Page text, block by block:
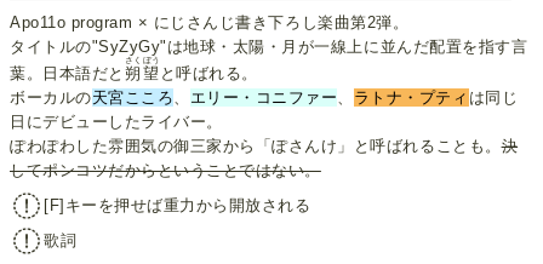
Apo11o program × にじさんじ書き下ろし楽曲第2弾。
タイトルの"SyZyGy"は地球・太陽・月が一線上に並んだ配置を指す言
葉。日本語だと 朔望
さくぼう
と呼ばれる。
ボーカルの天宮こころ エリー・コニファー ラトナ・プティ は同じ
日にデビューしたライバー。
ぽわぽわした雰囲気の御三家から「ぽさんけ」と呼ばれることも。決
してポンコツだからということではない。
[F]キーを押せば重力から開放される
歌詞